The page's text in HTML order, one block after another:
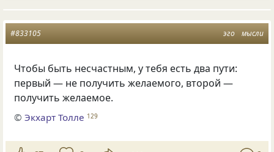
эго мысли
#833105
Чтобы быть несчастным, у тебя есть два пути:
первый — не получить желаемого, второй —
получить желаемое.
©Экхарт Толле 129